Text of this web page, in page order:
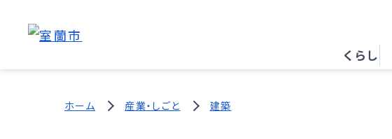
くらし
ホーム 産業・しごと 建築